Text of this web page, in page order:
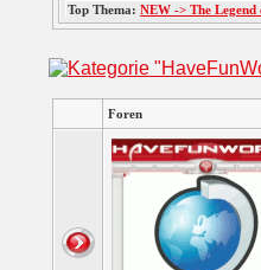
Top Thema: NEW -> The
Foren